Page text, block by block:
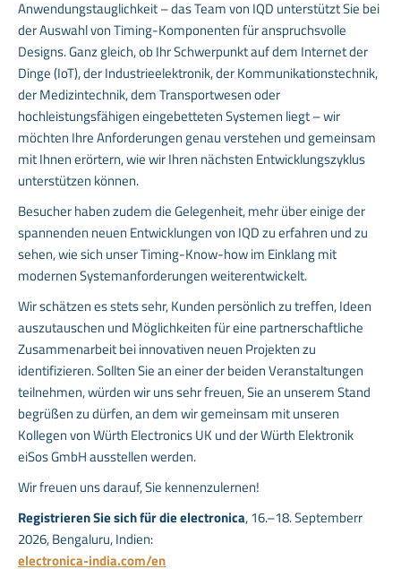
Anwendungstauglichkeit – das Team von IQD unterstützt Sie bei
der Auswahl von Timing-Komponenten für anspruchsvolle
Designs. Ganz gleich, ob Ihr Schwerpunkt auf dem Internet der
Dinge (IoT), der Industrieelektronik, der Kommunikationstechnik,
der Medizintechnik, dem Transportwesen oder
hochleistungsfähigen eingebetteten Systemen liegt – wir
möchten Ihre Anforderungen genau verstehen und gemeinsam
mit Ihnen erörtern, wie wir Ihren nächsten Entwicklungszyklus
unterstützen können.
Besucher haben zudem die Gelegenheit, mehr über einige der
spannenden neuen Entwicklungen von IQD zu erfahren und zu
sehen, wie sich unser Timing-Know-how im Einklang mit
modernen Systemanforderungen weiterentwickelt.
Wir schätzen es stets sehr, Kunden persönlich zu treffen, Ideen
auszutauschen und Möglichkeiten für eine partnerschaftliche
Zusammenarbeit bei innovativen neuen Projekten zu
identifizieren. Sollten Sie an einer der beiden Veranstaltungen
teilnehmen, würden wir uns sehr freuen, Sie an unserem Stand
begrüßen zu dürfen, an dem wir gemeinsam mit unseren
Kollegen von Würth Electronics UK und der Würth Elektronik
eiSos GmbH ausstellen werden.
Wir freuen uns darauf, Sie kennenzulernen!
Registrieren Sie sich für die electronica, 16.–18. Septemberr
2026, Bengaluru, Indien:
electronica-india.com/en